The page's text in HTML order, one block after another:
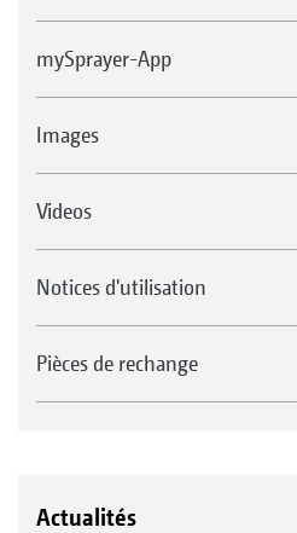
mySprayer-App
Images
Videos
Notices d'utilisation
Pièces de rechange
Actualités